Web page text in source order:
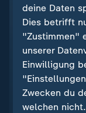
Machtkampf im
WM-
Marokko
dementiert
mit Video 0:24
deine Daten
Dies betrifft
"Zustimmen"
unserer
Einwilligung
Zwecken du
welchen